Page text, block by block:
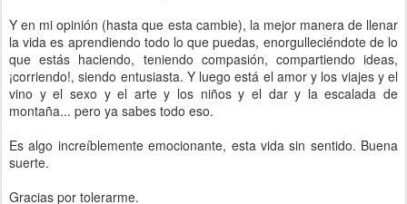
Y en mi opinión (hasta que esta cambie), la mejor manera de llenar
la vida es aprendiendo todo lo que puedas, enorgulleciéndote de lo
que estás haciendo, teniendo compasión, compartiendo ideas,
¡corriendo!, siendo entusiasta. Y luego está el amor y los viajes y el
vino y el sexo y el arte y los niños y el dar y la escalada de
montaña... pero ya sabes todo eso.
Es algo increíblemente emocionante, esta vida sin sentido. Buena
suerte.
Gracias por tolerarme.